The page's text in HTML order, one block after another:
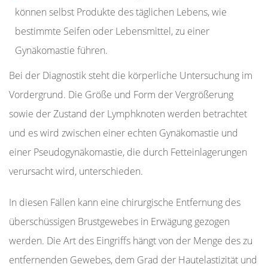
können selbst Produkte des täglichen Lebens, wie
bestimmte Seifen oder Lebensmittel, zu einer
Gynäkomastie führen.
Bei der Diagnostik steht die körperliche Untersuchung im
Vordergrund. Die Größe und Form der Vergrößerung
sowie der Zustand der Lymphknoten werden betrachtet
und es wird zwischen einer echten Gynäkomastie und
einer Pseudogynäkomastie, die durch Fetteinlagerungen
verursacht wird, unterschieden.
In diesen Fällen kann eine chirurgische Entfernung des
überschüssigen Brustgewebes in Erwägung gezogen
werden. Die Art des Eingriffs hängt von der Menge des zu
entfernenden Gewebes, dem Grad der Hautelastizität und